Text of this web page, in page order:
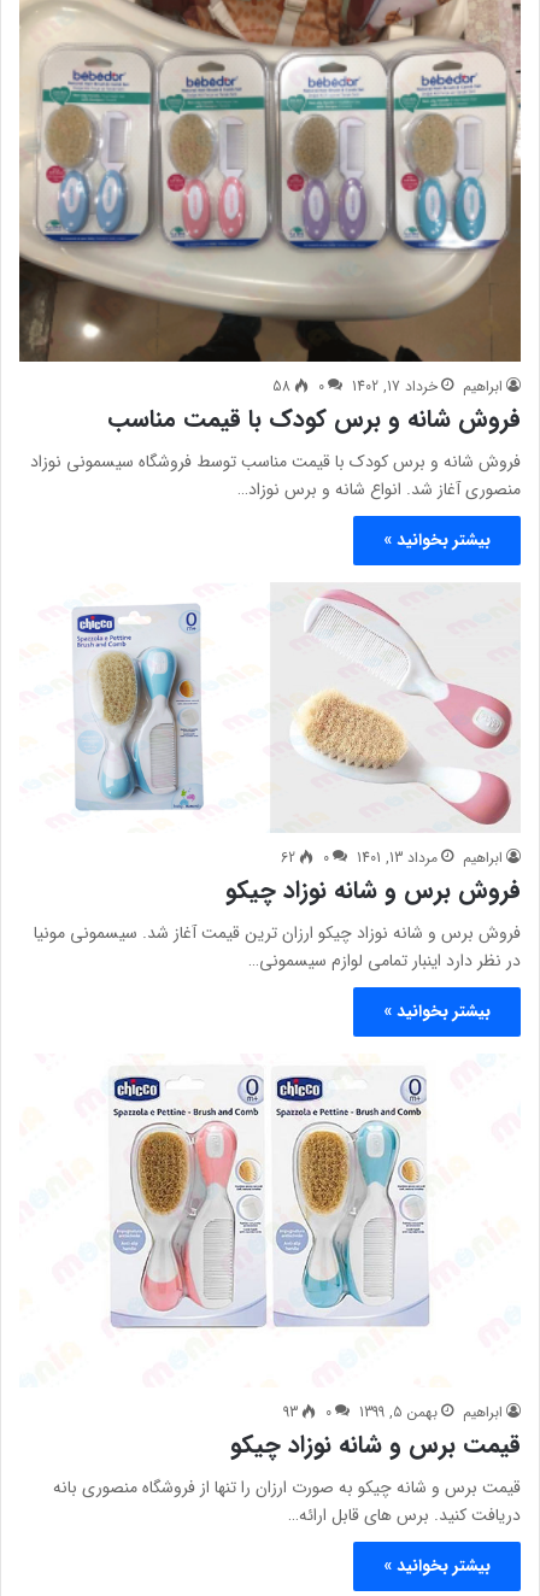
ابراهیم خرداد 17, 1402 0
58
فروش شانه و برس کودک با قیمت مناسب
فروش شانه و برس کودک با قیمت مناسب توسط فروشگاه سیسمونی نوزاد
منصوری آغاز شد. انواع شانه و برس نوزاد…
بیشتر بخوانید »
ابراهیم مرداد 13, 1401 0
62
فروش برس و شانه نوزاد چیکو
فروش برس و شانه نوزاد چیکو ارزان ترین قیمت آغاز شد. سیسمونی مونیا
در نظر دارد اینبار تمامی لوازم سیسمونی…
بیشتر بخوانید »
ابراهیم بهمن 5, 1399 0
93
قیمت برس و شانه نوزاد چیکو
قیمت برس و شانه چیکو به صورت ارزان را تنها از فروشگاه منصوری بانه
دریافت کنید. برس های قابل ارائه…
بیشتر بخوانید »